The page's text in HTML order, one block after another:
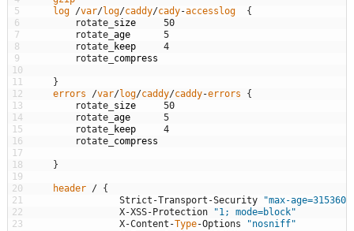
5
6
7
8
9
10
11
12
13
14
15
16
17
18
19
20
21
22
23
log /var/log/caddy/cady-accesslog
{
rotate_ size
50
rotate_ age
5
rotate_ keep
4
rotate_ compress
}
errors
/var/log/caddy/caddy-errors
{
rotate_ size
50
rotate_ age
5
rotate_ keep
4
rotate_ compress
}
header / {
Strict -Transport -Security
"max-
X-XSS- Protection
"1; mode=block"
X-Content -Type-Options
"nosniff"